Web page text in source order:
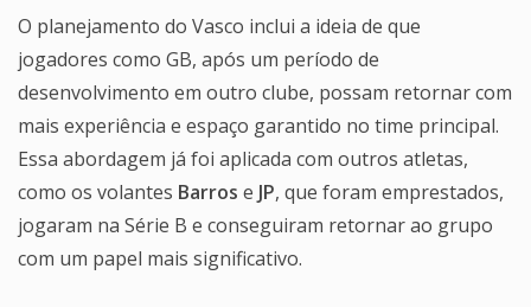
O planejamento do Vasco inclui a ideia de que
jogadores como GB, após um período de
desenvolvimento em outro clube, possam retornar com
mais experiência e espaço garantido no time principal.
Essa abordagem já foi aplicada com outros atletas,
como os volantes Barros e JP, que foram emprestados,
jogaram na Série B e conseguiram retornar ao grupo
com um papel mais significativo.